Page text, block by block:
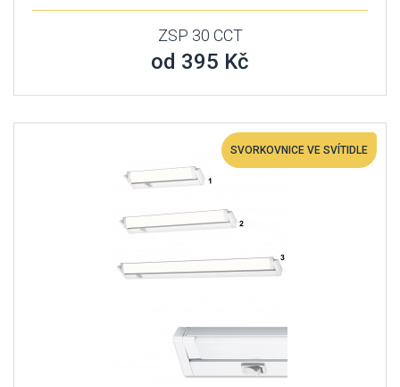
ZSP 30 CCT
od 395 Kč
SVORKOVNICE VE SVÍTIDLE